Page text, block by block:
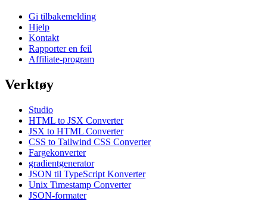
Gi tilbakemelding
Hjelp
Kontakt
Rapporter en feil
Affiliate-program
Verktøy
Studio
HTML to JSX Converter
JSX to HTML Converter
CSS to Tailwind CSS Converter
Fargekonverter
gradientgenerator
JSON til TypeScript Konverter
Unix Timestamp Converter
JSON-formater